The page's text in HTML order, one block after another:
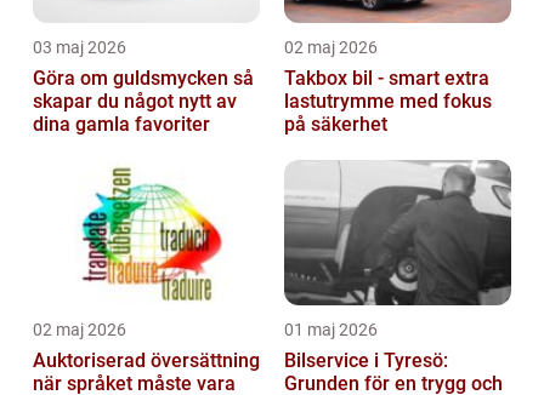
03 maj 2026
Göra om guldsmycken så
skapar du något nytt av
dina gamla favoriter
02 maj 2026
Takbox bil - smart extra
lastutrymme med fokus
på säkerhet
02 maj 2026
Auktoriserad översättning
när språket måste vara
01 maj 2026
Bilservice i Tyresö:
Grunden för en trygg och